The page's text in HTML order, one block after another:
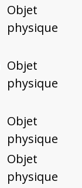
Objet
physique
Objet
physique
Objet
physique
Objet
physique